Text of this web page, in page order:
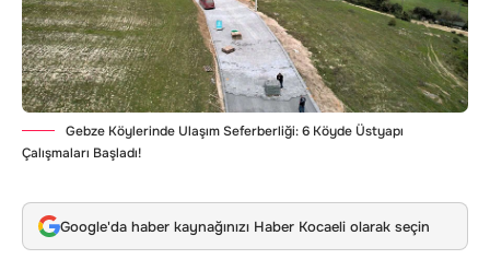
Gebze Köylerinde Ulaşım Seferberliği: 6 Köyde Üstyapı
Çalışmaları Başladı!
Google'da haber kaynağınızı Haber Kocaeli olarak seçin